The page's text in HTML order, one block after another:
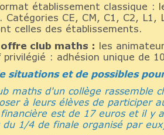
établissement classique :
CE, CM, C1, C2,
celles des établissements.
club maths : les
: adhésion unique de
situations et de possibles
maths d'un collège rassemble
à leurs élèves de participer
est de 17 euros et il y
du 1/4 de finale organisé par